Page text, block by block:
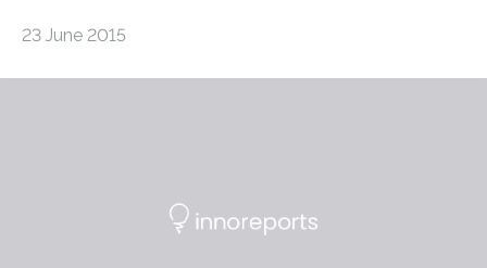
23 June 2015